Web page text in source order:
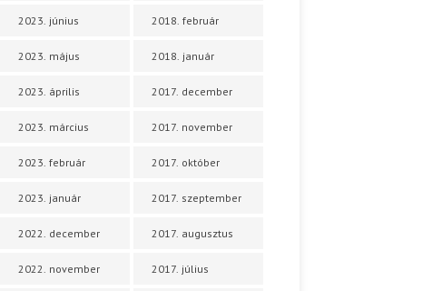
2023. június
2023. május
2023. április
2023. március
2023. február
2023. január
2022. december
2022. november
2018. február
2018. január
2017. december
2017. november
2017. október
2017. szeptember
2017. augusztus
2017. július